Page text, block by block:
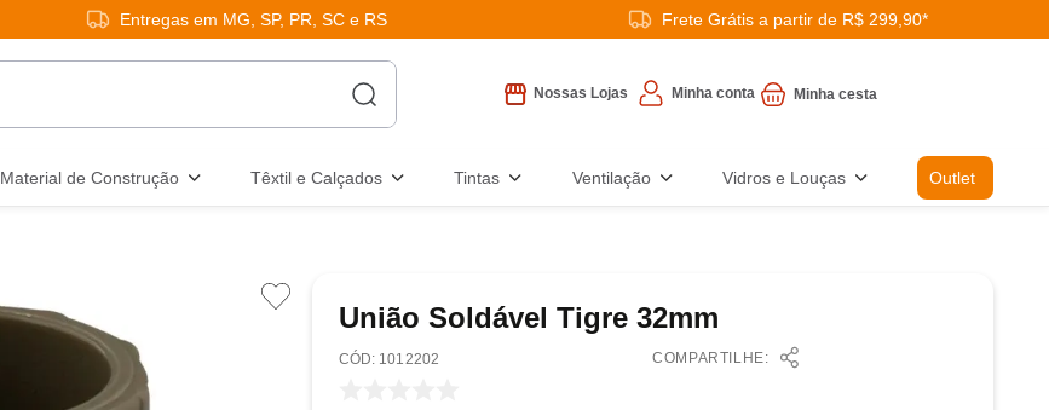
Entregas em MG, SP, PR, SC e RS Frete Grátis a partir de R$ 299,90*
Nossas Lojas Minha conta
Material de Construção Têxtil e Calçados Tintas Ventilação Vidros e Louças Outlet
União Soldável Tigre 32mm
: 1012202 COMPARTILHE: